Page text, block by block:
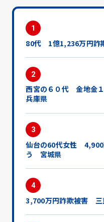
1
80代 1億1,236万円詐
2
西宮の６０代 金地金
兵庫県
3
仙台の60代女性
う 宮城県
4
3,700万円詐欺被害 三